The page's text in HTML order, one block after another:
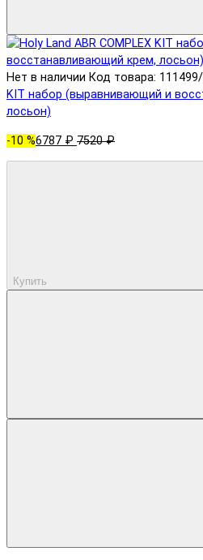
Нет в наличии Код товара: 111499/
KIT набор (выравнивающий и
лосьон)
-10 %6787 ₽ 7520 ₽
Купить